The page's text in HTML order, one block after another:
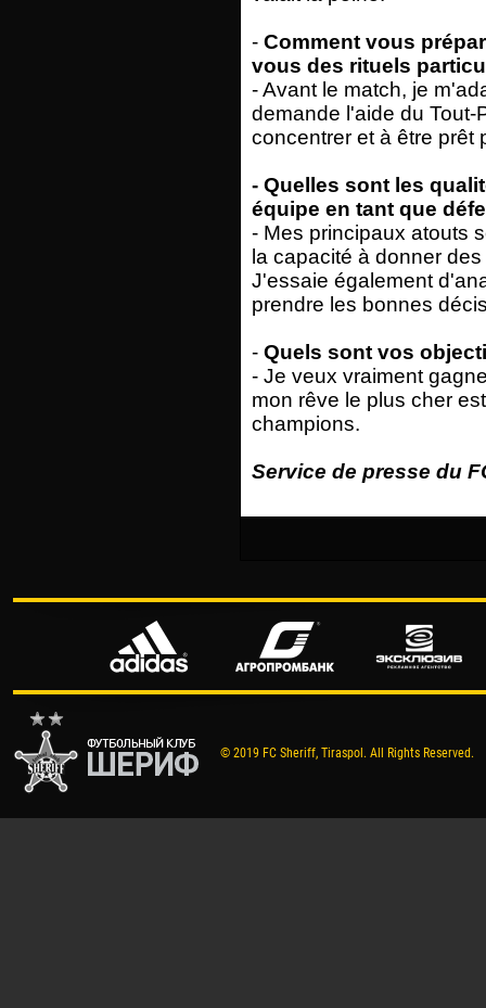
- Comment vous
vous des rituels
- Avant le match, je
demande l'aide du Tout-
concentrer et à être prêt
- Quelles sont les
équipe en tant que
- Mes principaux atouts
la capacité à donner
J'essaie également
prendre les bonnes
- Quels sont vos
- Je veux vraiment
mon rêve le plus cher
champions.
Service de presse du
© 2019 FC Sheriff, Tiraspol. All Rights Reserved.